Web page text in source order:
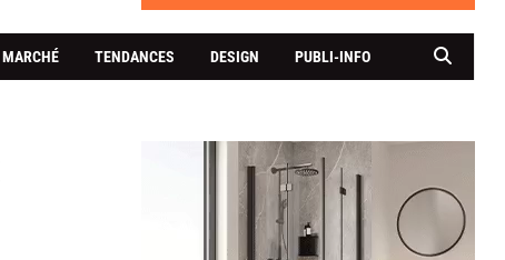
MARCHÉ TENDANCES DESIGN PUBLI-INFO